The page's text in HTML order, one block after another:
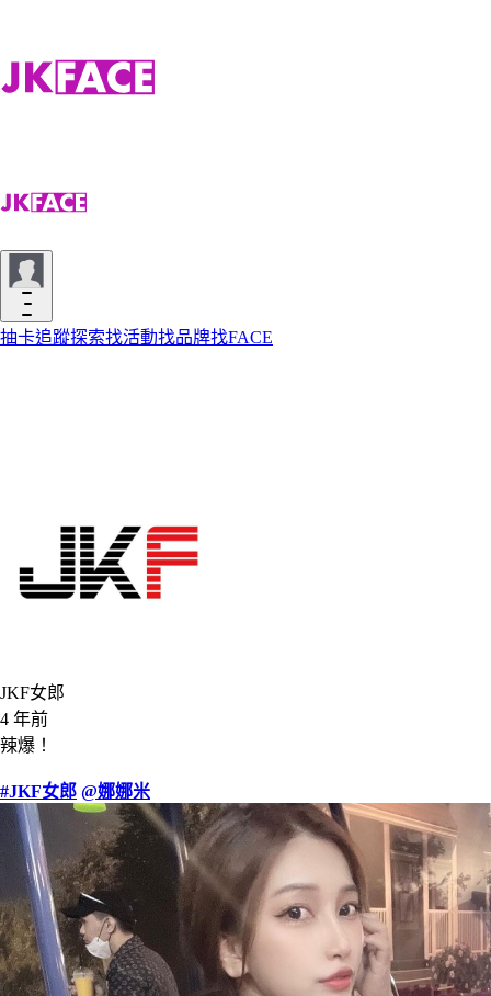
抽卡追蹤探索找活動找品牌找FACE
JKF女郎
4 年前
辣爆！
#JKF女郎 @娜娜米